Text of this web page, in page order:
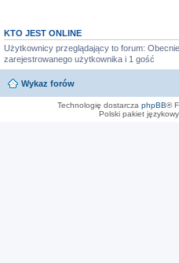
KTO JEST ONLINE
Użytkownicy przeglądający to forum:
zarejestrowanego użytkownika i 1 gość
Wykaz forów
Technologię dostarcza phpBB®
Polski pakiet